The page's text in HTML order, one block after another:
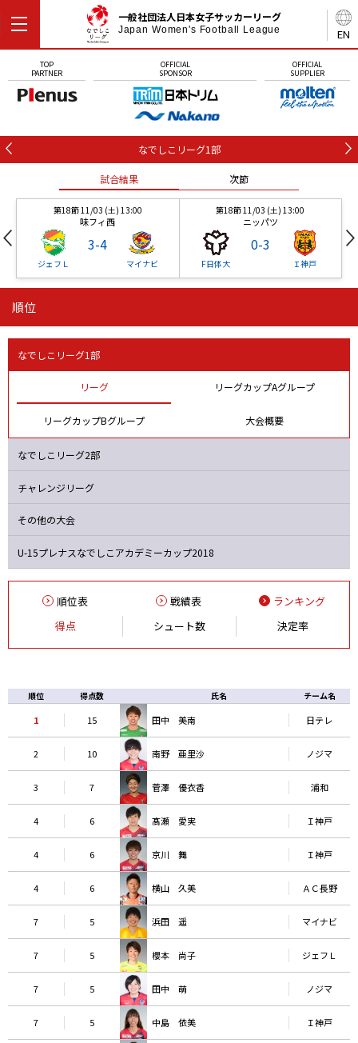
EN
一般社団法人日本女子サッカーリーグ
Japan Women's Football League
TOP
PARTNER
OFFICIAL
SPONSOR
OFFICIAL
SUPPLIER
なでしこリーグ1部
試合結果 次節
第18節 11/03 (土) 13:00
味フィ西
ジェフＬ
3-4
マイナビ
第18節 11/03 (土) 13:00
ニッパツ
F日体大
0-3
Ｉ神戸
味フィ西
3-
ニッパツ
順位
なでしこリーグ1部
リーグ リーグカップAグループ
リーグカップBグループ 大会概要
なでしこリーグ2部
チャレンジリーグ
その他の大会
U-15プレナスなでしこアカデミーカップ2018
順位表 戦績表
ランキング
得点
シュート数 決定率
順位 得点数 氏名 チーム名
1 15 田中 美南 日テレ
2 10 南野 亜里沙 ノジマ
3 7 菅澤 優衣香 浦和
4 6 髙瀬 愛実 Ｉ神戸
4 6 京川 舞 Ｉ神戸
4 6 横山 久美 ＡＣ長野
7 5 浜田 遥 マイナビ
7 5 櫻本 尚子 ジェフＬ
7 5 田中 萌 ノジマ
7 5 中島 依美 Ｉ神戸